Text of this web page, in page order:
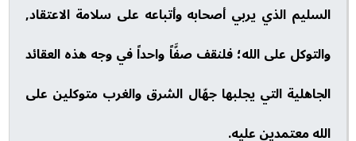
السليم الذي يربي أصحابه وأتباعه على سلامة الاعتقاد,
والتوكل على الله؛ فلنقف صفَّاً واحداً في وجه هذه العقائد
الجاهلية التي يجلبها جهّال الشرق والغرب متوكلين على
الله معتمدين عليه.